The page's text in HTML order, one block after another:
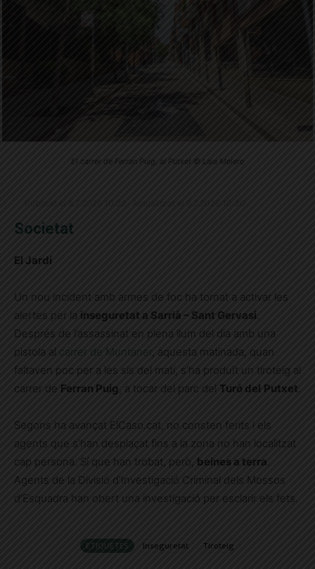
El carrer de Ferran Puig, al Putxet © Laia Melero
Societat
El Jardí
Un nou incident amb armes de foc ha tornat a activar les
alertes per la inseguretat a Sarrià – Sant Gervasi
Després de l’assassinat en plena llum del dia amb una
pistola al carrer de Muntaner, aquesta matinada, quan
faltaven poc per a les sis del matí, s’ha produït un tiroteig al
carrer de Ferran Puig , a tocar del parc del Turó del Putxet.
Segons ha avançat ElCaso.cat, no consten ferits i els
agents que s’han desplaçat fins a la zona no han localitzat
cap persona. Sí que han trobat, però, beines a terra.
Agents de la Divisió d’Investigació Criminal dels Mossos
d’Esquadra han obert una investigació per esclarir els fets.
ETIQUETES Inseguretat Tiroteig